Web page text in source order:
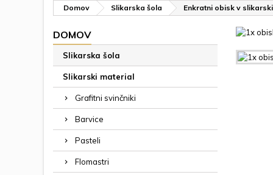
Domov Slikarska šola Enkratni obisk v
DOMOV
Slikarska šola
Slikarski material
Grafitni svinčniki
Barvice
Pasteli
Flomastri